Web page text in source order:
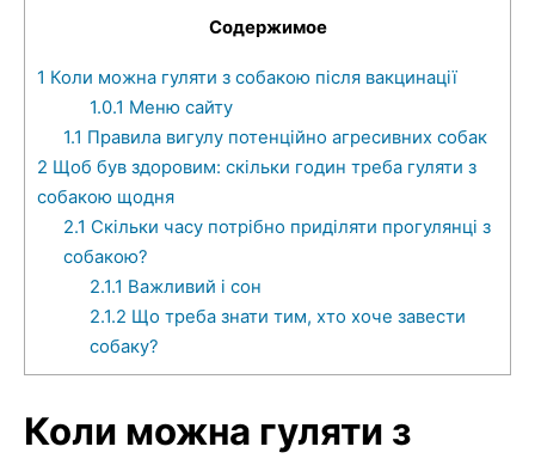
Содержимое
1 Коли можна гуляти з собакою після вакцинації
1.0.1 Меню сайту
1.1 Правила вигулу потенційно агресивних собак
2 Щоб був здоровим: скільки годин треба гуляти з
собакою щодня
2.1 Скільки часу потрібно приділяти прогулянці з
собакою?
2.1.1 Важливий і сон
2.1.2 Що треба знати тим, хто хоче завести
собаку?
Коли можна гуляти з